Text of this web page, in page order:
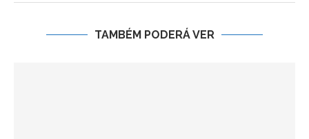
TAMBÉM PODERÁ VER